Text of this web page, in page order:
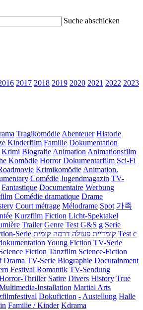
Suche abschicken
2017 2018 2019 2020 2021 2022 2023
Tragikomödie Abenteuer Historie
Kinderfilm Familie Dokumentation
Krimi Biografie Animation Animationsfilm
Komödie Horror Dokumentarfilm Sci-Fi
Krimikomödie Animation.
Comédie Jugendmagazin TV-
Fantastique Documentaire Werbung
Comédie dramatique Drame
Court métrage Mélodrame Spot 가족
Kurzfilm Fiction Licht-Spektakel
Trailer Genre Test G&S g Serie
Serie קומדיית פעולה דרמה קומית
Test c
Young Fiction TV-Serie
Fiction Tanzfilm Science-Fiction
Drama TV-Serie Biographie Docutainment
Festival Romantik TV-Sendung
Thriller Satire Divers History True
Installation Martial Arts
Dokufiction - Austellung Halle
Familie / Kinder Kdrama